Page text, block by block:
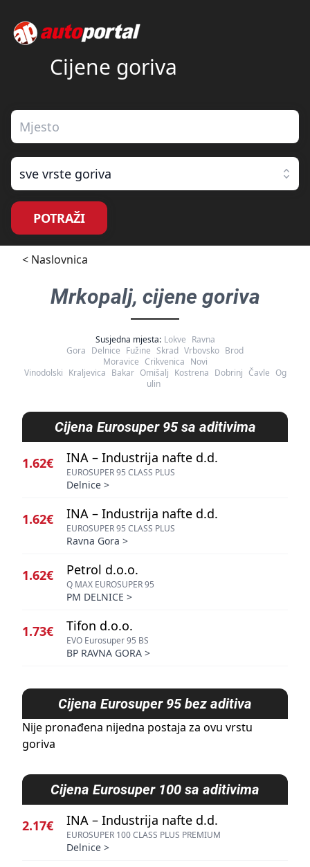
Cijene goriva
sve vrste goriva
POTRAŽI
< Naslovnica
Mrkopalj, cijene goriva
Susjedna mjesta: Lokve Ravna
Gora Delnice Fužine Skrad Vrbovsko Brod
Moravice Crikvenica Novi
Vinodolski Kraljevica Bakar Omišalj Kostrena Dobrinj Čavle Og
ulin
Cijena Eurosuper 95 sa aditivima
1.62€ INA – Industrija nafte d.d.
EUROSUPER 95 CLASS PLUS
Delnice >
1.62€ INA – Industrija nafte d.d.
EUROSUPER 95 CLASS PLUS
Ravna Gora >
1.62€ Petrol d.o.o.
Q MAX EUROSUPER 95
PM DELNICE >
1.73€ Tifon d.o.o.
EVO Eurosuper 95 BS
BP RAVNA GORA >
Cijena Eurosuper 95 bez aditiva
Nije pronađena nijedna postaja za ovu vrstu
goriva
Cijena Eurosuper 100 sa aditivima
2.17€ INA – Industrija nafte d.d.
EUROSUPER 100 CLASS PLUS PREMIUM
Delnice >